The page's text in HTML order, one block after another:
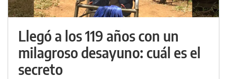
Llegó a los 119 años con un
milagroso desayuno: cuál es el
secreto